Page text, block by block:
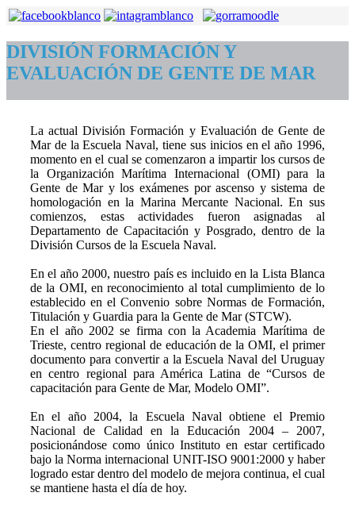
DIVISIÓN FORMACIÓN Y
EVALUACIÓN DE GENTE DE MAR
La actual División Formación y Evaluación de Gente de
Mar de la Escuela Naval, tiene sus inicios en el año 1996,
momento en el cual se comenzaron a impartir los cursos de
la Organización Marítima Internacional (OMI) para la
Gente de Mar y los exámenes por ascenso y sistema de
homologación en la Marina Mercante Nacional. En sus
comienzos, estas actividades fueron asignadas al
Departamento de Capacitación y Posgrado, dentro de la
División Cursos de la Escuela Naval.
En el año 2000, nuestro país es incluido en la Lista Blanca
de la OMI, en reconocimiento al total cumplimiento de lo
establecido en el Convenio sobre Normas de Formación,
Titulación y Guardia para la Gente de Mar (STCW).
En el año 2002 se firma con la Academia Marítima de
Trieste, centro regional de educación de la OMI, el primer
documento para convertir a la Escuela Naval del Uruguay
en centro regional para América Latina de “Cursos de
capacitación para Gente de Mar, Modelo OMI”.
En el año 2004, la Escuela Naval obtiene el Premio
Nacional de Calidad en la Educación 2004 – 2007,
posicionándose como único Instituto en estar certificado
bajo la Norma internacional UNIT-ISO 9001:2000 y haber
logrado estar dentro del modelo de mejora continua, el cual
se mantiene hasta el día de hoy.